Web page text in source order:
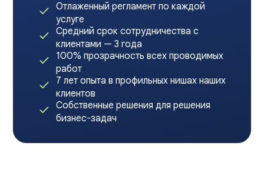
Отлаженный регламент по каждой
услуге
Средний срок сотрудничества с
клиентами — 3 года
100% прозрачность всех проводимых
работ
7 лет опыта в профильных нишах наших
клиентов
Собственные решения для решения
бизнес-задач